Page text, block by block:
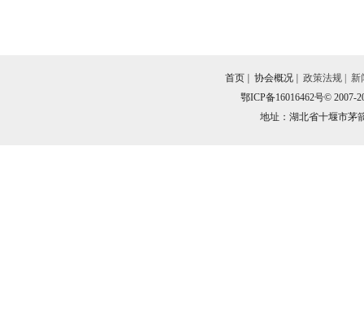
首页 协会概况 政策法规
新
鄂ICP备16016462号© 2007-
地址：湖北省十堰市茅